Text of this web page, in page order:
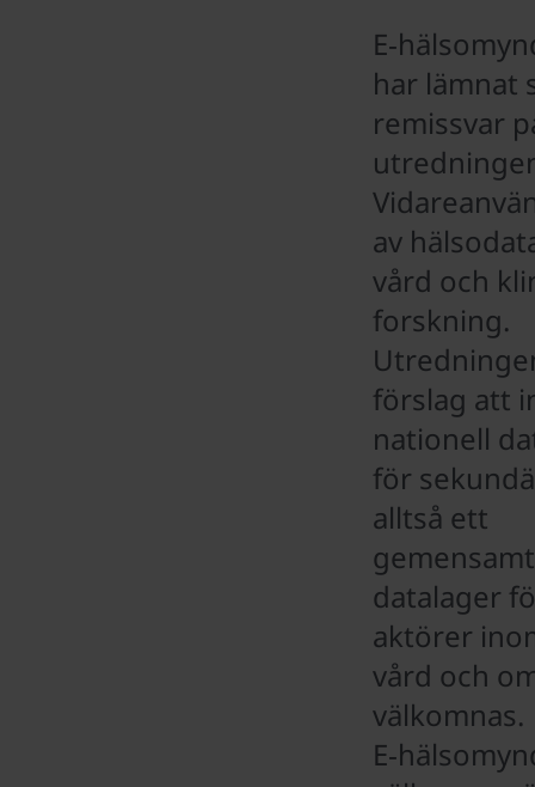
har lämnat
remissvar
av
vård och
forskning.
förslag att
nationell
för
alltså ett
gemensamt
datalager
aktörer
vård och
välkomnas.